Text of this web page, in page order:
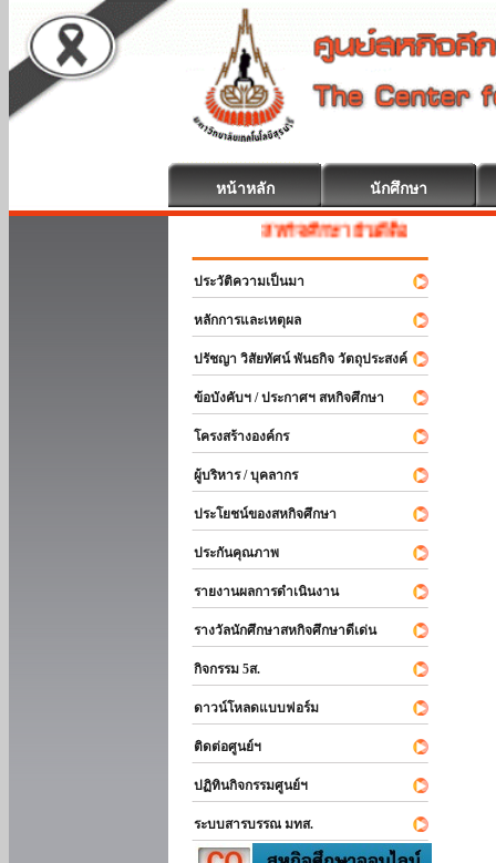
หน้าหลัก นักศึกษา
สหกิจศึกษา ยินดีต้อนรับ
ประวัติความเป็นมา
หลักการและเหตุผล
ปรัชญา วิสัยทัศน์ พันธกิจ วัตถุประสงค์
ข้อบังคับฯ / ประกาศฯ สหกิจศึกษา
โครงสร้างองค์กร
ผู้บริหาร / บุคลากร
ประโยชน์ของสหกิจศึกษา
ประกันคุณภาพ
รายงานผลการดำเนินงาน
รางวัลนักศึกษาสหกิจศึกษาดีเด่น
กิจกรรม 5ส.
ดาวน์โหลดแบบฟอร์ม
ติดต่อศูนย์ฯ
ปฏิทินกิจกรรมศูนย์ฯ
ระบบสารบรรณ มทส.